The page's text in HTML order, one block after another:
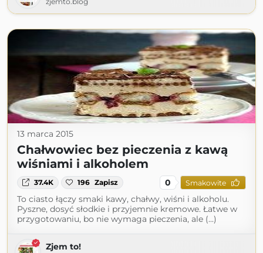
13 marca 2015
Chałwowiec bez pieczenia z kawą
wiśniami i alkoholem
37.4K 196 Zapisz 0 Smakowite
To ciasto łączy smaki kawy, chałwy, wiśni i alkoholu.
Pyszne, dosyć słodkie i przyjemnie kremowe. Łatwe w
przygotowaniu, bo nie wymaga pieczenia, ale (...)
Zjem to!